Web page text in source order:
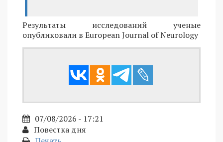
Результаты исследований ученые
опубликовали в European Journal of Neurology
07/08/2026 - 17:21
Повестка дня